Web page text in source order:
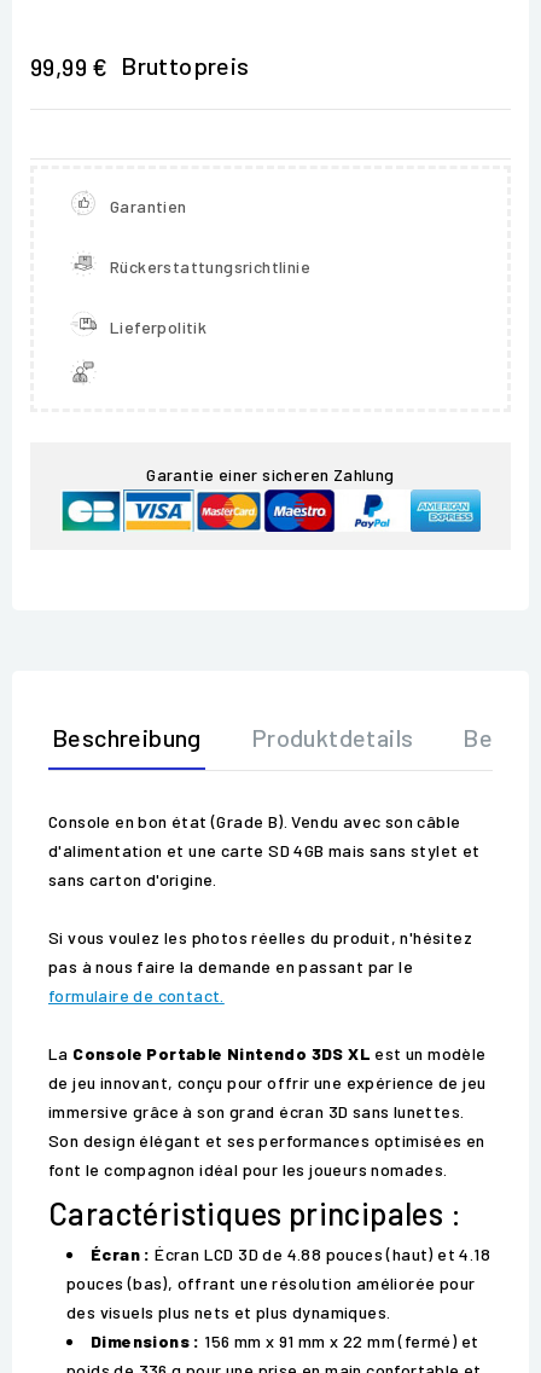
99,99 € Bruttopreis
Garantien
Rückerstattungsrichtlinie
Lieferpolitik
Garantie einer sicheren Zahlung
Beschreibung Produktdetails
Console en bon état (Grade B). Vendu avec son câble
d'alimentation et une carte SD 4GB mais sans stylet et
sans carton d'origine.
Si vous voulez les photos réelles du produit, n'hésitez
pas à nous faire la demande en passant par le
formulaire de contact.
La Console Portable Nintendo 3DS XL est un modèle
de jeu innovant, conçu pour offrir une expérience de jeu
immersive grâce à son grand écran 3D sans lunettes.
Son design élégant et ses performances optimisées en
font le compagnon idéal pour les joueurs nomades.
Caractéristiques principales :
Écran : Écran LCD 3D de 4.88 pouces (haut) et 4.18
pouces (bas), offrant une résolution améliorée pour
des visuels plus nets et plus dynamiques.
Dimensions : 156 mm x 91 mm x 22 mm (fermé) et